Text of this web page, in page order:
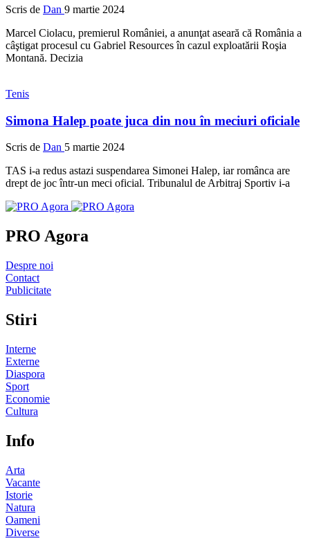
Scris de Dan 9 martie 2024
Marcel Ciolacu, premierul României, a anunţat aseară că România a
câştigat procesul cu Gabriel Resources în cazul exploatării Roşia
Montană. Decizia
Tenis
Simona Halep poate juca din nou în meciuri oficiale
Scris de Dan 5 martie 2024
TAS i-a redus astazi suspendarea Simonei Halep, iar românca are
drept de joc într-un meci oficial. Tribunalul de Arbitraj Sportiv i-a
PRO Agora
Despre noi
Contact
Publicitate
Stiri
Interne
Externe
Diaspora
Sport
Economie
Cultura
Info
Arta
Vacante
Istorie
Natura
Oameni
Diverse